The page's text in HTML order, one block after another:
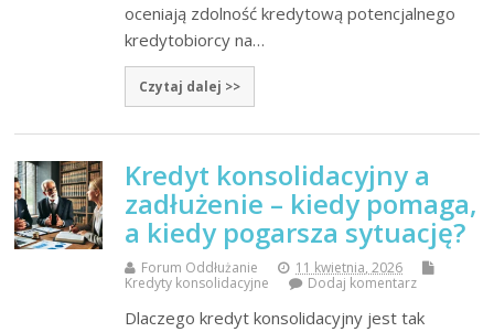
oceniają zdolność kredytową potencjalnego
kredytobiorcy na…
Czytaj dalej >>
Kredyt konsolidacyjny a
zadłużenie – kiedy pomaga,
a kiedy pogarsza sytuację?
Forum Oddłużanie
11 kwietnia, 2026
Kredyty konsolidacyjne
Dodaj komentarz
Dlaczego kredyt konsolidacyjny jest tak